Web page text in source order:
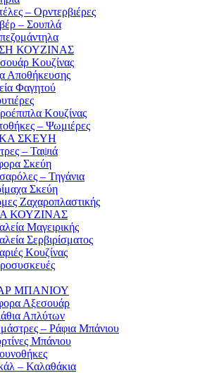
– Ορντερβιέρες
– Σουπλά
ΚΟΥΖΙΝΑΣ
Κουζίνας
Αποθήκευσης
Φαγητού
Κουζίνας
– Ψωμιέρες
ΣΚΕΥΗ
– Ταψιά
Σκεύη
– Τηγάνια
Σκεύη
Ζαχαροπλαστικής
ΚΟΥΖΙΝΑΣ
Μαγειρικής
Σερβιρίσματος
Κουζίνας
ΜΠΑΝΙΟΥ
Αξεσουάρ
Απλύτων
– Ράφια Μπάνιου
Μπάνιου
– Καλαθάκια